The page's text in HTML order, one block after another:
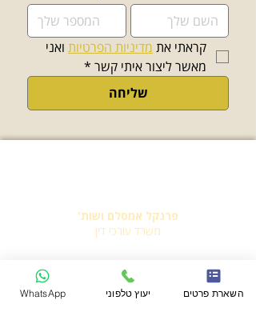
קראתי את מדיניות הפרטיות
מאשר ליצור איתי קשר *
שליחה
פרנקל אמסלם ושות'
משרד עורכי דין
יצירת קשר WhatsApp יעוץ טלפוני השארת פרטים